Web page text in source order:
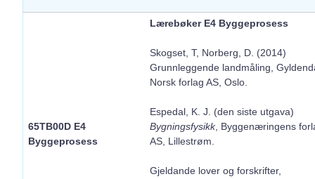
65TB00D E4
Byggeprosess
Lærebøker E4 Byggeprosess
Skogset, T, Norberg, D. (2014)
Grunnleggende landmåling,
Norsk forlag AS, Oslo.
Espedal, K. J. (den siste utgava)
Bygningsfysikk, Byggenæringens
AS, Lillestrøm.
Gjeldande lover og forskrifter,